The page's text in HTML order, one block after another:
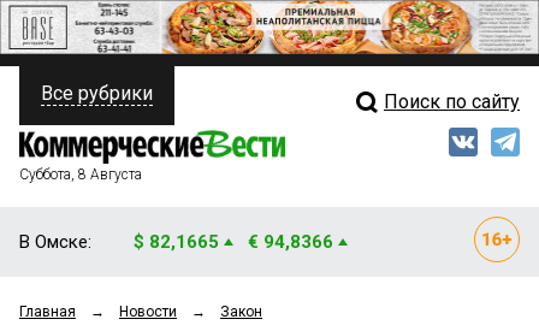
ПОЛИТИКА
ФИНАНСЫ
ОБЩЕСТВО
Свежий выпуск
Все рубрики Поиск по сайту
Суббота, 8 Августа
В Омске: $ 82,1665 € 94,8366
Главная → Новости → Закон